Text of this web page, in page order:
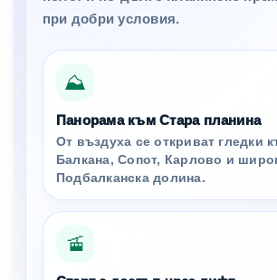
при добри условия.
⛰️
Панорама към Стара планина
От въздуха се откриват гледки
Балкана, Сопот, Карлово и
Подбалканска долина.
🚡